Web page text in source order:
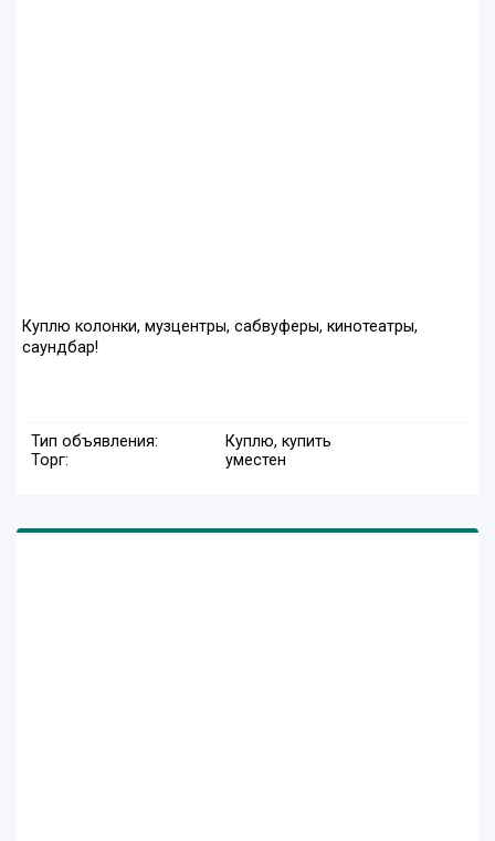
Куплю колонки, музцентры, сабвуферы, кинотеатры,
саундбар!
Тип объявления:
Куплю, купить
Торг:
уместен